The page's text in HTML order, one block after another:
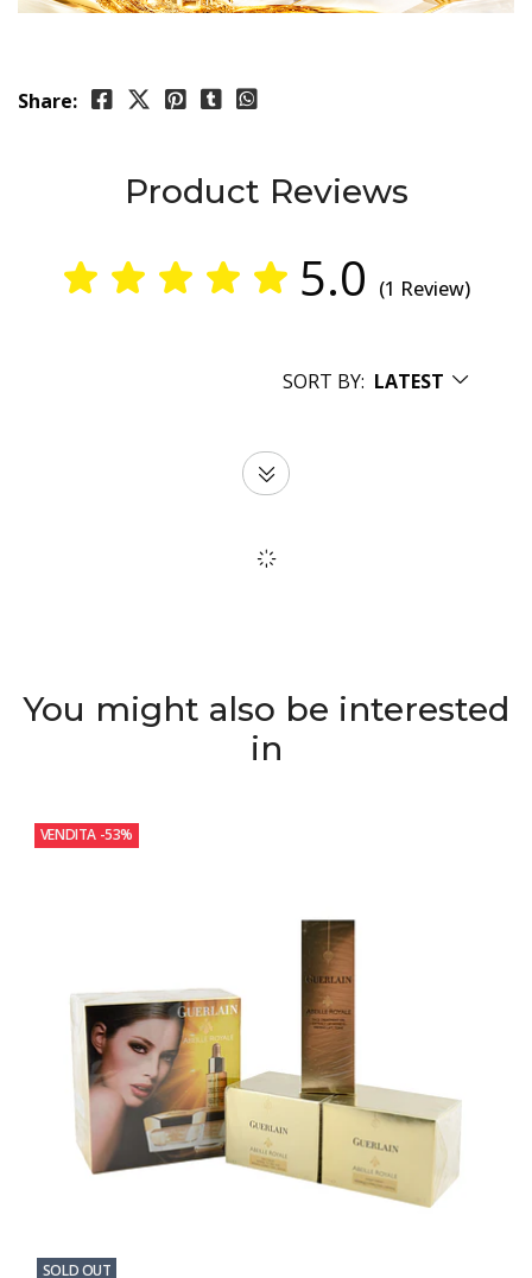
Share:
Product Reviews
5.0 (1 Review)
SORT BY: LATEST
You might also be interested
in
VENDITA -53%
SOLD OUT